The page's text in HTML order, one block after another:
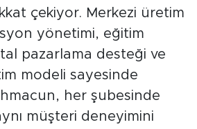
çekiyor. Merkezi üretim
yönetimi, eğitim
pazarlama desteği ve
modeli sayesinde
her şubesinde
müşteri deneyimini